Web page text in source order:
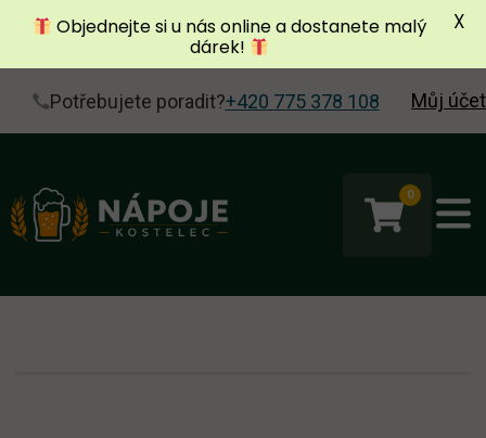
Potřebujete poradit?+420 775 378 108 Můj účet
0
Objednejte si u nás online a dostanete malý
dárek!
X